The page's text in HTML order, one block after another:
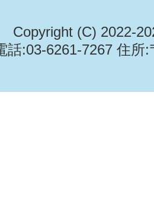
Copyright (C) 2022-
話:03-6261-7267 住所